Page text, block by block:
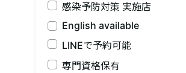
感染予防対策 実施店
English available
LINEで予約可能
専門資格保有